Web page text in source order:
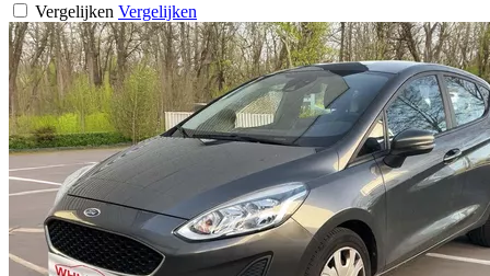
Vergelijken Vergelijken